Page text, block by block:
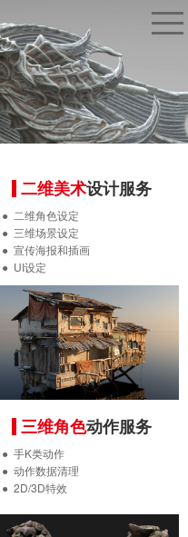
二维美术设计服务
● 二维角色设定
● 三维场景设定
● 宣传海报和插画
● UI设定
三维角色动作服务
● 手K类动作
● 动作数据清理
● 2D/3D特效